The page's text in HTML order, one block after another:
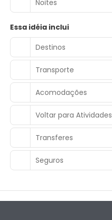
Noites
Essa idéia inclui
Destinos
Transporte
Acomodações
Voltar para Atividades
Transferes
Seguros